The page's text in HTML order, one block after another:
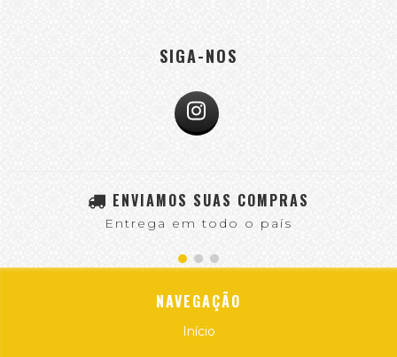
SIGA-NOS
ENVIAMOS SUAS COMPRAS
Entrega em todo o país
NAVEGAÇÃO
Início